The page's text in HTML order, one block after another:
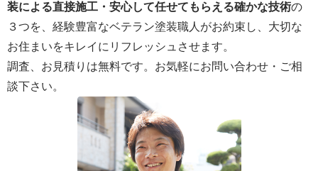
装による直接施工・安心して任せてもらえる確かな技術の
３つを、経験豊富なベテラン塗装職人がお約束し、大切な
お住まいをキレイにリフレッシュさせます。
調査、お見積りは無料です。お気軽にお問い合わせ・ご相
談下さい。